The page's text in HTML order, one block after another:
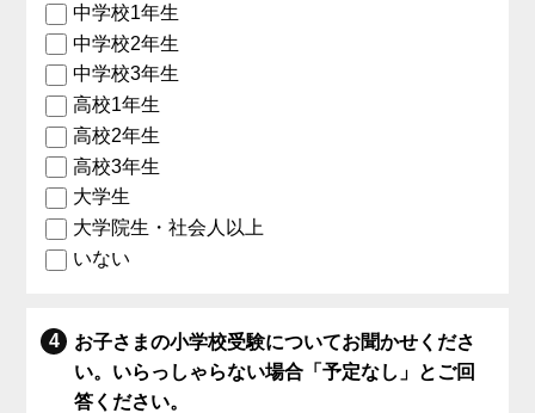
中学校1年生
中学校2年生
中学校3年生
高校1年生
高校2年生
高校3年生
大学生
大学院生・社会人以上
いない
お子さまの小学校受験についてお聞かせくださ
い。いらっしゃらない場合「予定なし」とご回
答ください。